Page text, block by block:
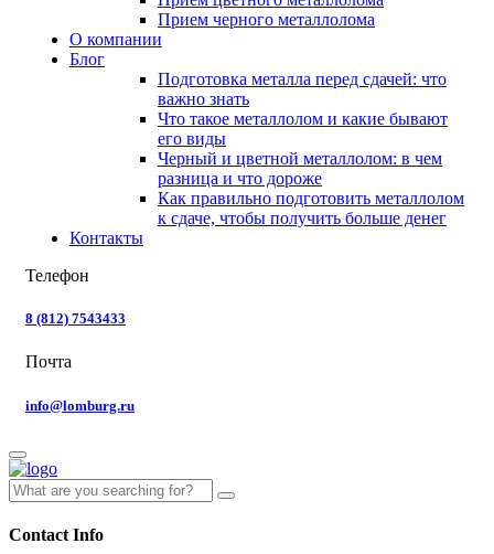
Прием черного металлолома
О компании
Блог
Подготовка металла перед сдачей: что
важно знать
Что такое металлолом и какие бывают
его виды
Черный и цветной металлолом: в чем
разница и что дороже
Как правильно подготовить металлолом
к сдаче, чтобы получить больше денег
Контакты
Телефон
8 (812) 7543433
Почта
info@lomburg.ru
Contact Info